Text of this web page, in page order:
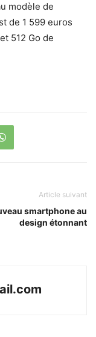
modèle de
de 1 599 euros
512 Go de
Article suivant
smartphone au
design étonnant